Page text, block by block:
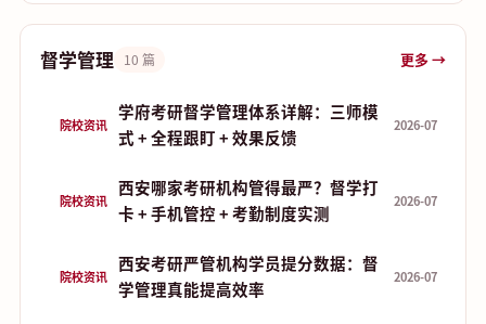
督学管理 10 篇 更多 →
院校资讯
学府考研督学管理体系详解：三师模
式 + 全程跟盯 + 效果反馈
2026-07
院校资讯
西安哪家考研机构管得最严？督学打
卡 + 手机管控 + 考勤制度实测
2026-07
院校资讯
西安考研严管机构学员提分数据：督
学管理真能提高效率
2026-07